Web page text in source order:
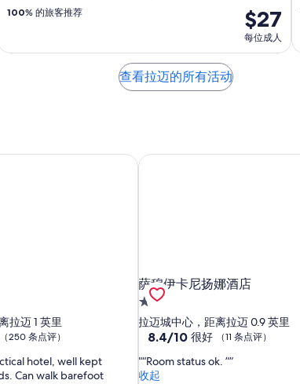
$27
每位成人
100% 的旅客推荐
查看拉迈的所有活动
拉迈 1 英里
（250 条点评）
hotel, well kept
Can walk barefoot
萨穆伊卡尼扬娜酒店
萨穆伊卡尼扬娜酒店
2.0
星
住
宿
拉迈城中心，距离拉迈 0.9 英里
8.4
总
分
8.4/10 很好 （11 条点评）
“Room status ok. ”
收起
萨穆伊卡尼扬娜酒店